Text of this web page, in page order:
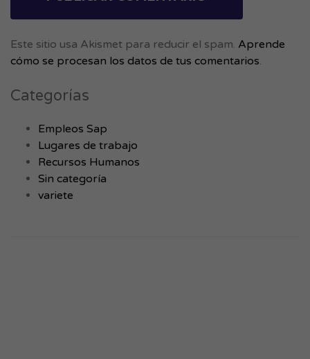
Este sitio usa Akismet para reducir el spam. Aprende
cómo se procesan los datos de tus comentarios.
Categorías
Empleos Sap
Lugares de trabajo
Recursos Humanos
Sin categoría
variete